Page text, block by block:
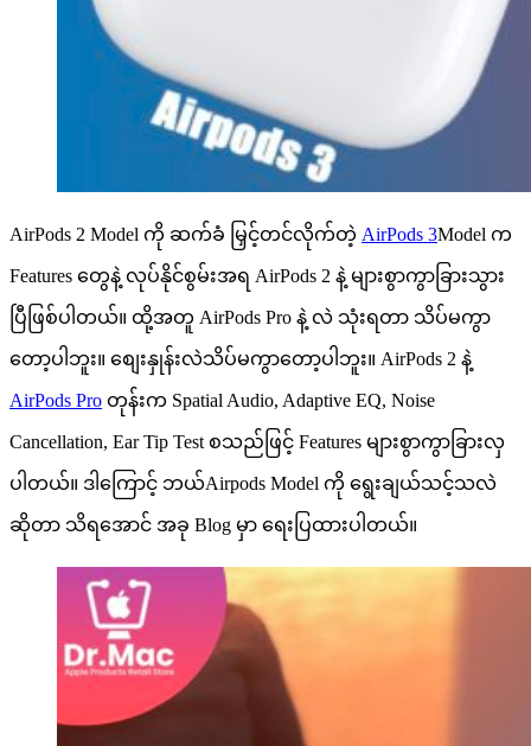
AirPods 2 Model ကို ဆက်ခံ မြှင့်တင်လိုက်တဲ့ AirPods 3Model က
Features တွေနဲ့ လုပ်နိုင်စွမ်းအရ AirPods 2 နဲ့ များစွာကွာခြားသွား
ပြီဖြစ်ပါတယ်။ ထို့အတူ AirPods Pro နဲ့ လဲ သုံးရတာ သိပ်မကွာ
တော့ပါဘူး။ စျေးနှုန်းလဲသိပ်မကွာတော့ပါဘူး။ AirPods 2 နဲ့
AirPods Pro တုန်းက Spatial Audio, Adaptive EQ, Noise
Cancellation, Ear Tip Test စသည်ဖြင့် Features များစွာကွာခြားလှ
ပါတယ်။ ဒါကြောင့် ဘယ်Airpods Model ကို ရွေးချယ်သင့်သလဲ
ဆိုတာ သိရအောင် အခု Blog မှာ ရေးပြထားပါတယ်။